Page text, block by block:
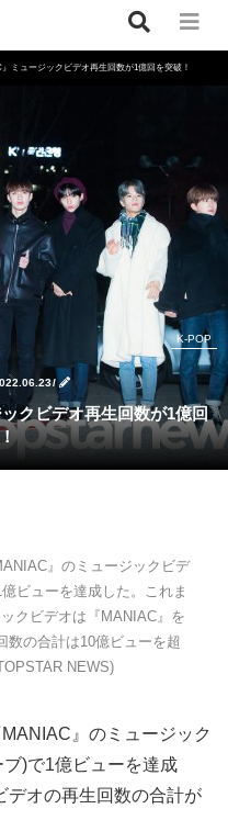
ミュージックビデオ再生回数が1億回を突破！
/
K-POP
』のミュージックビデ
ビューを達成した。これま
クビデオは『MANIAC』を
数の合計は10億ビューを超
NEWS)
』のミュージック
)で1億ビューを達成
デオの再生回数の合計が